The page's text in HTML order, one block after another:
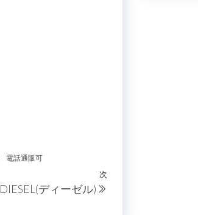
電話通販可
次
次
DIESEL(ディーゼル)